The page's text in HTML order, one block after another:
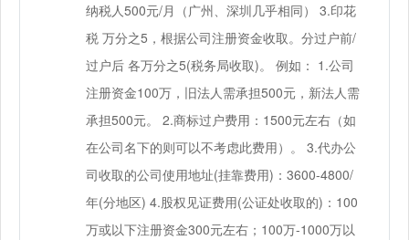
纳税人500元/月（广州、深圳几乎相同） 3.印花
税 万分之5，根据公司注册资金收取。分过户前/
过户后 各万分之5(税务局收取)。 例如： 1.公司
注册资金100万，旧法人需承担500元，新法人需
承担500元。 2.商标过户费用：1500元左右（如
在公司名下的则可以不考虑此费用）。 3.代办公
司收取的公司使用地址(挂靠费用)：3600-4800/
年(分地区) 4.股权见证费用(公证处收取的)：100
万或以下注册资金300元左右；100万-1000万以